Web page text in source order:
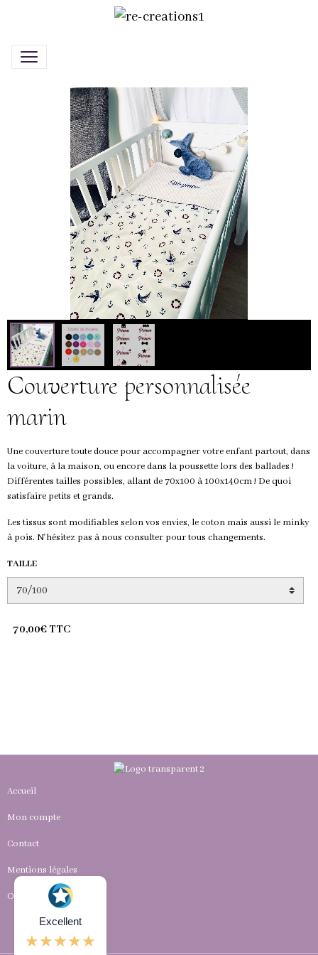
Couverture personnalisée
marin
Une couverture toute douce pour accompagner votre enfant partout, dans
la voiture, à la maison, ou encore dans la poussette lors des ballades !
Différentes tailles possibles, allant de 70x100 à 100x140cm ! De quoi
satisfaire petits et grands.
Les tissus sont modifiables selon vos envies, le coton mais aussi le minky
à pois. N'hésitez pas à nous consulter pour tous changements.
TAILLE
70,00€ TTC
Accueil
Mon compte
Contact
Mentions légales
CGV
Excellent